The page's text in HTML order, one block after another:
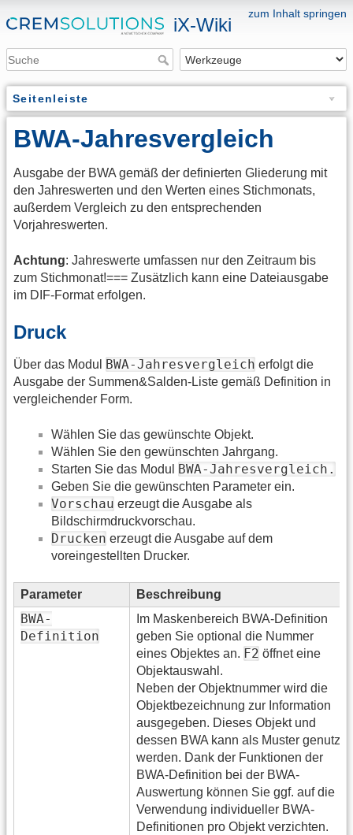
zum Inhalt springen
iX-Wiki
Seitenleiste
BWA-Jahresvergleich
Ausgabe der BWA gemäß der definierten Gliederung mit
den Jahreswerten und den Werten eines Stichmonats,
außerdem Vergleich zu den entsprechenden
Vorjahreswerten.
Achtung: Jahreswerte umfassen nur den Zeitraum bis
zum Stichmonat!=== Zusätzlich kann eine Dateiausgabe
im DIF-Format erfolgen.
Druck
Über das Modul BWA-Jahresvergleich erfolgt die
Ausgabe der Summen&Salden-Liste gemäß Definition in
vergleichender Form.
Wählen Sie das gewünschte Objekt.
Wählen Sie den gewünschten Jahrgang.
Starten Sie das Modul BWA-Jahresvergleich.
Geben Sie die gewünschten Parameter ein.
Vorschau erzeugt die Ausgabe als
Bildschirmdruckvorschau.
Drucken erzeugt die Ausgabe auf dem
voreingestellten Drucker.
Parameter Beschreibung
BWA-
Definition
Im Maskenbereich BWA-Definition
geben Sie optional die Nummer
eines Objektes an. F2 öffnet eine
Objektauswahl.
Neben der Objektnummer wird die
Objektbezeichnung zur Information
ausgegeben. Dieses Objekt und
dessen BWA kann als Muster genutzt
werden. Dank der Funktionen der
BWA-Definition bei der BWA-
Auswertung können Sie ggf. auf die
Verwendung individueller BWA-
Definitionen pro Objekt verzichten.